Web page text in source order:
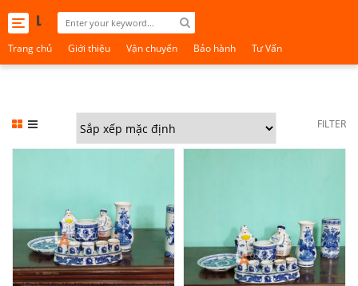
Toggle
navigation
Trang chủ Giới thiệu Vận chuyển Bảo hành Tư Vấn
FILTER